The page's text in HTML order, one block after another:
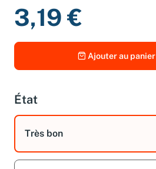
3,19 €
Ajouter au panier
État
Très bon